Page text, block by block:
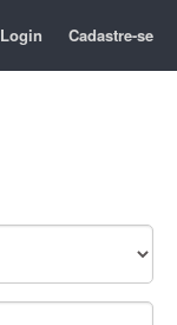
Login Cadastre-se